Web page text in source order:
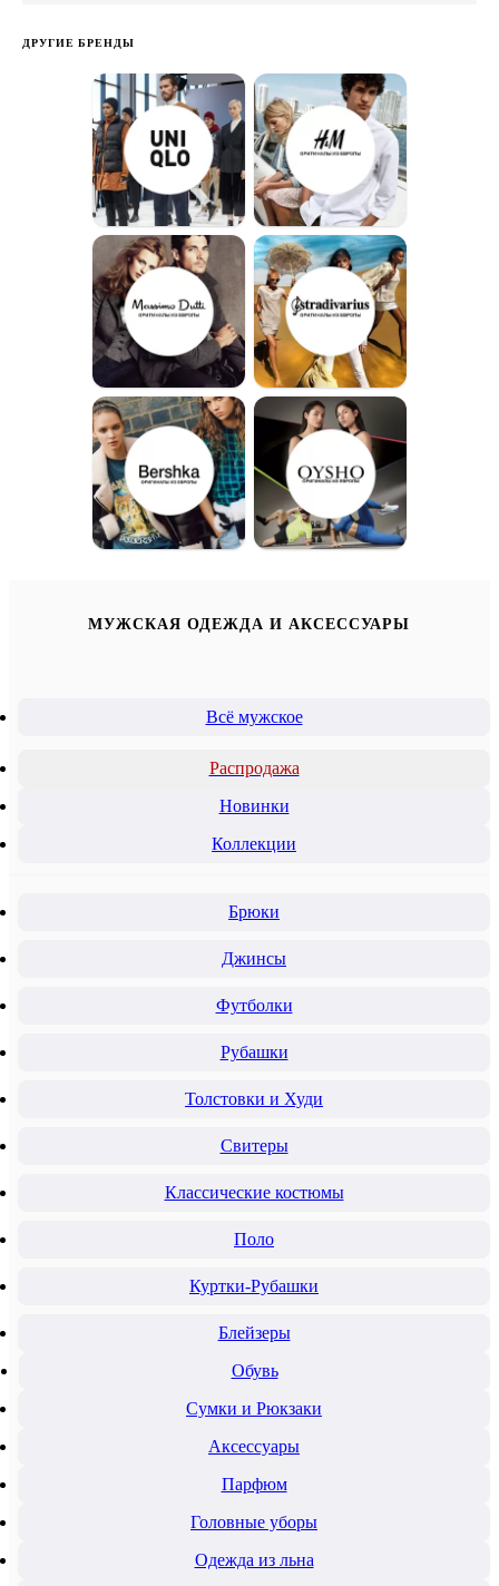
ДРУГИЕ БРЕНДЫ
МУЖСКАЯ ОДЕЖДА И АКСЕССУАРЫ
Всё мужское
Распродажа
Новинки
Коллекции
Брюки
Джинсы
Футболки
Рубашки
Толстовки и Худи
Свитеры
Классические костюмы
Поло
Куртки-Рубашки
Блейзеры
Обувь
Сумки и Рюкзаки
Аксессуары
Парфюм
Головные уборы
Одежда из льна